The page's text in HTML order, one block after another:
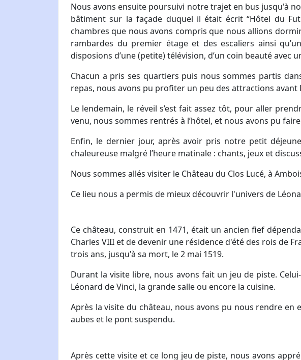
Nous avons ensuite poursuivi notre trajet en bus jusqu'à
bâtiment sur la façade duquel il était écrit “Hôtel du
chambres que nous avons compris que nous allions
rambardes du premier étage et des escaliers ainsi
disposions d’une (petite) télévision, d’un coin beauté
Chacun a pris ses quartiers puis nous sommes partis
repas, nous avons pu profiter un peu des attractions
Le lendemain, le réveil s’est fait assez tôt, pour aller
venu, nous sommes rentrés à l’hôtel, et nous avons pu
Enfin, le dernier jour, après avoir pris notre petit
chaleureuse malgré l’heure matinale : chants, jeux et
Nous sommes allés visiter le Château du Clos Lucé, à
Ce lieu nous a permis de mieux découvrir l'univers de
Ce château, construit en 1471, était un ancien fief
Charles VIII et de devenir une résidence d'été des rois de
trois ans, jusqu'à sa mort, le 2 mai 1519.
Durant la visite libre, nous avons fait un jeu de piste.
Léonard de Vinci, la grande salle ou encore la cuisine.
Après la visite du château, nous avons pu nous rendre
aubes et le pont suspendu.
Après cette visite et ce long jeu de piste, nous avons